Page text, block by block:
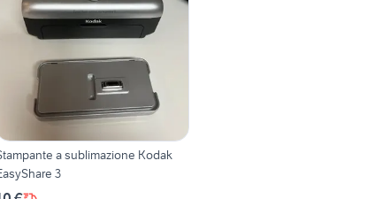
a sublimazione Kodak
3